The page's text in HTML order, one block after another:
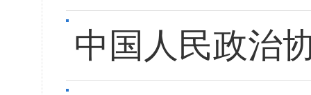
中国人民政治